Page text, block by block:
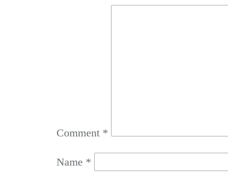
Comment *
Name *